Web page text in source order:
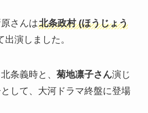
さんは北条政村 (ほうじょう
出演しました。
条義時と、 菊地凛子さん演じ
して、大河ドラマ終盤に登場